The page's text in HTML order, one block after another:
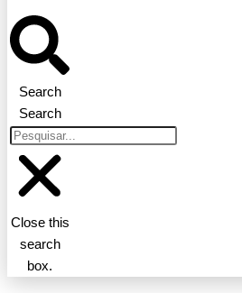
Search
Search
Close this
search
box.